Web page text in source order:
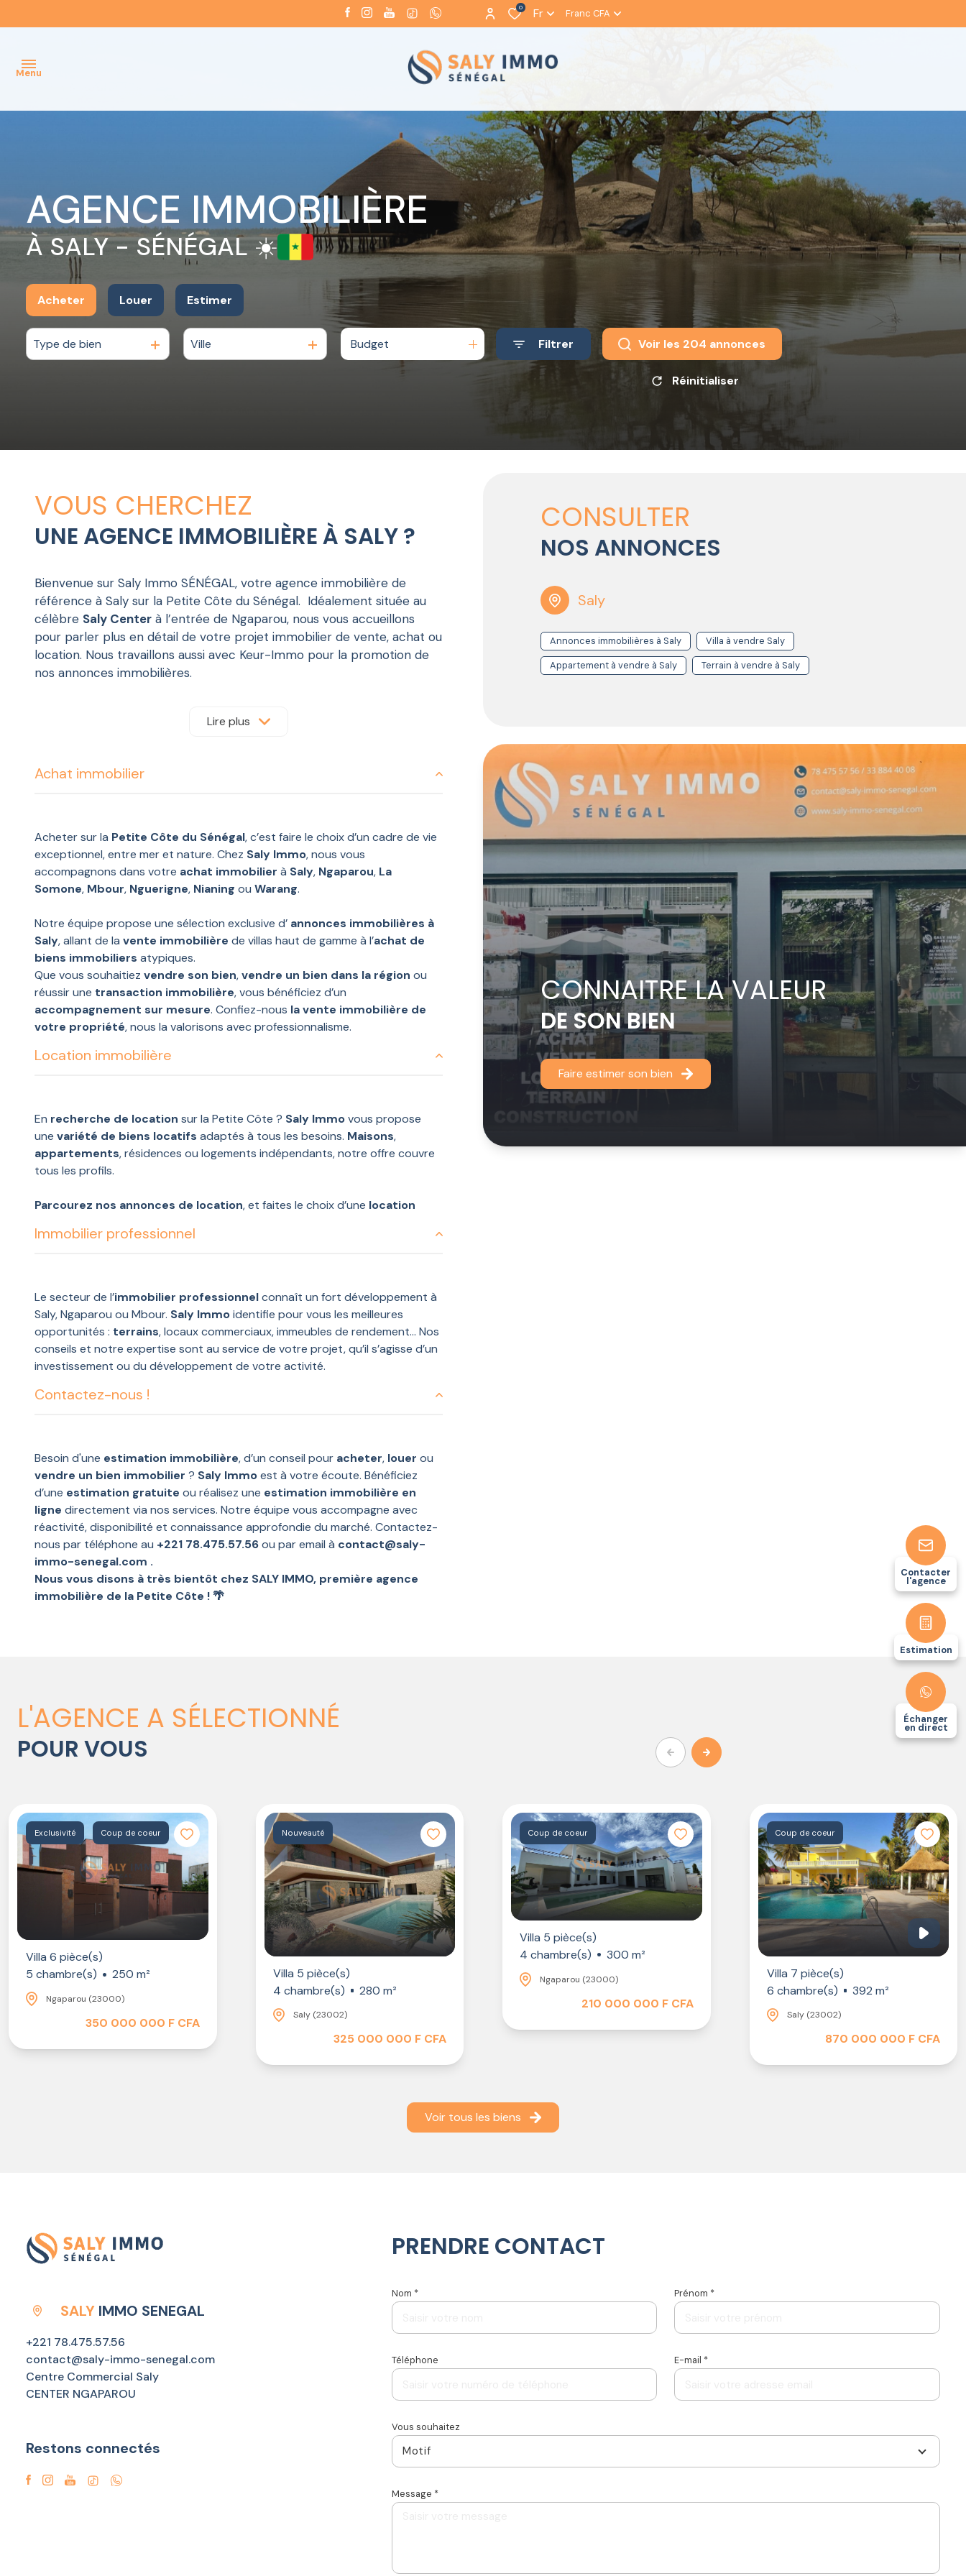
0 Fr Franc CFA
Menu
NOS
BIENS
À LA
NOS BIENS
À LA
LOCATION
CONSTRUCTION
BLOG
AGENCE IMMOBILIÈRE
À SALY - SÉNÉGAL ☀️
Acheter
De l'ancien
Louer
à l'année
Estimer
Type de bien Ville Budget Filtrer Voir les 204 annonces
Réinitialiser
CONSULTER
NOS ANNONCES
Saly
Annonces immobilières à Saly
Villa à vendre Saly
Appartement à vendre à Saly
Terrain à vendre à Saly
CONNAITRE LA VALEUR
DE SON BIEN
Faire estimer son bien
VOUS CHERCHEZ
UNE AGENCE IMMOBILIÈRE À SALY ?
Bienvenue sur Saly Immo SÉNÉGAL, votre agence immobilière de
référence à Saly sur la Petite Côte du Sénégal. Idéalement située au
célèbre Saly Center à l’entrée de Ngaparou, nous vous accueillons
pour parler plus en détail de votre projet immobilier de vente, achat ou
location. Nous travaillons aussi avec Keur-Immo pour la promotion de
nos annonces immobilières.
disposition pour parler de votre envie de
mieux tomber ! Notre emplacement stratégique à Saly vous permettra
Lire plus
Achat immobilier
Acheter sur la Petite Côte du Sénégal, c’est faire le choix d’un cadre de vie
exceptionnel, entre mer et nature. Chez Saly Immo, nous vous
accompagnons dans votre achat immobilier à Saly, Ngaparou, La
Somone, Mbour, Nguerigne, Nianing ou Warang.
Notre équipe propose une sélection exclusive d’ annonces immobilières à
Saly, allant de la vente immobilière de villas haut de gamme à l’achat de
biens immobiliers atypiques.
Que vous souhaitiez vendre son bien,vendre un bien dans la région ou
réussir une transaction immobilière, vous bénéficiez d’un
accompagnement sur mesure. Confiez-nous la vente immobilière de
votre propriété, nous la valorisons avec professionnalisme.
Location immobilière
En recherche de location sur la Petite Côte ? Saly Immovous propose
une variété de biens locatifs adaptés à tous les besoins. Maisons,
appartements, résidences ou logements indépendants, notre offre couvre
tous les profils.
Parcourez nos annonces de location, et faites le choix d’une location
Immobilier professionnel
Le secteur de l’immobilier professionnelconnaît un fort développement à
Saly, Ngaparou ou Mbour. Saly Immoidentifie pour vous les meilleures
opportunités : terrains, locaux commerciaux, immeubles de rendement… Nos
conseils et notre expertise sont au service de votre projet, qu’il s’agisse d’un
investissement ou du développement de votre activité.
Contactez-nous !
Besoin d'une estimation immobilière, d’un conseil pour acheter, louer ou
vendre un bien immobilier ? Saly Immoest à votre écoute. Bénéficiez
d’une estimation gratuite ou réalisez une estimation immobilière en
ligne directement via nos services. Notre équipe vous accompagne avec
réactivité, disponibilité et connaissance approfondie du marché. Contactez-
nous par téléphone au +221 78.475.57.56ou par email à contact@saly-
immo-senegal.com .
Nous vous disons à très bientôt chez SALY IMMO, première agence
immobilière de la Petite Côte ! 🌴
L'AGENCE A SÉLECTIONNÉ
POUR VOUS
Exclusivité Coup de coeur
Villa 6 pièce(s)
5 chambre(s)
250 m²
Ngaparou (23000)
350 000 000 F CFA
Nouveauté
Villa 5 pièce(s)
4 chambre(s)
280 m²
Saly (23002)
325 000 000 F CFA
Coup de coeur
Villa 5 pièce(s)
4 chambre(s)
300 m²
Ngaparou (23000)
210 000 000 F CFA
Coup de coeur
Villa 7 pièce(s)
6 chambre(s)
392 m²
Saly (23002)
870 000 000 F CFA
Voir tous les biens
Contacter
l'agence
Estimation
Échanger
en direct
PRENDRE CONTACT
Nom * Prénom *
Téléphone E-mail *
Vous souhaitez
Motif
Message *
SALY IMMO SENEGAL
+221 78.475.57.56
contact@saly-immo-senegal.com
Centre Commercial Saly
CENTER NGAPAROU
Restons connectés